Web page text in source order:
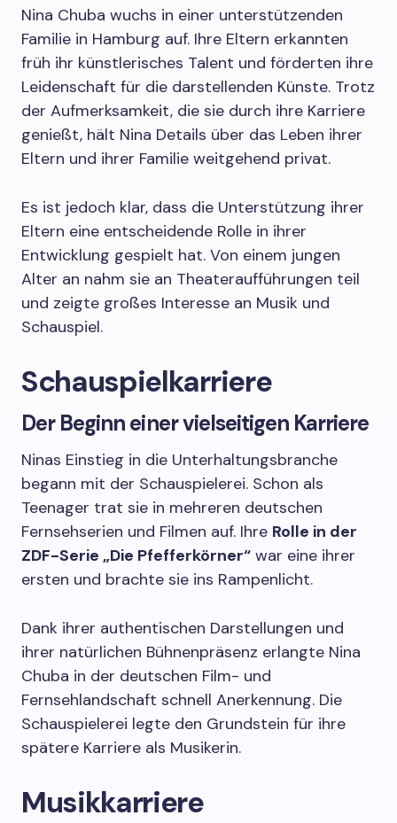
Nina Chuba wuchs in einer unterstützenden
Familie in Hamburg auf. Ihre Eltern erkannten
früh ihr künstlerisches Talent und förderten ihre
Leidenschaft für die darstellenden Künste. Trotz
der Aufmerksamkeit, die sie durch ihre Karriere
genießt, hält Nina Details über das Leben ihrer
Eltern und ihrer Familie weitgehend privat.
Es ist jedoch klar, dass die Unterstützung ihrer
Eltern eine entscheidende Rolle in ihrer
Entwicklung gespielt hat. Von einem jungen
Alter an nahm sie an Theateraufführungen teil
und zeigte großes Interesse an Musik und
Schauspiel.
Schauspielkarriere
Der Beginn einer vielseitigen Karriere
Ninas Einstieg in die Unterhaltungsbranche
begann mit der Schauspielerei. Schon als
Teenager trat sie in mehreren deutschen
Fernsehserien und Filmen auf. Ihre Rolle in der
ZDF-Serie „Die Pfefferkörner“ war eine ihrer
ersten und brachte sie ins Rampenlicht.
Dank ihrer authentischen Darstellungen und
ihrer natürlichen Bühnenpräsenz erlangte Nina
Chuba in der deutschen Film- und
Fernsehlandschaft schnell Anerkennung. Die
Schauspielerei legte den Grundstein für ihre
spätere Karriere als Musikerin.
Musikkarriere